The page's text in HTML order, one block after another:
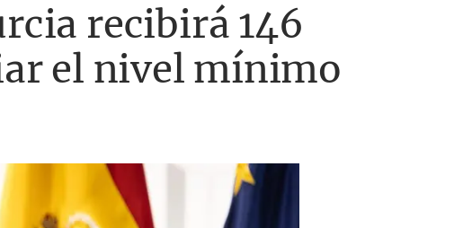
recibirá 146
el nivel mínimo